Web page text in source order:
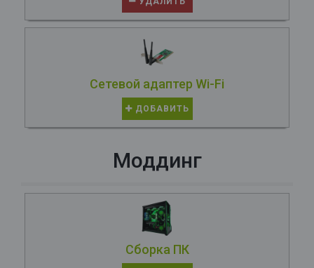
Сетевой адаптер Wi-Fi
ДОБАВИТЬ
Моддинг
Сборка ПК